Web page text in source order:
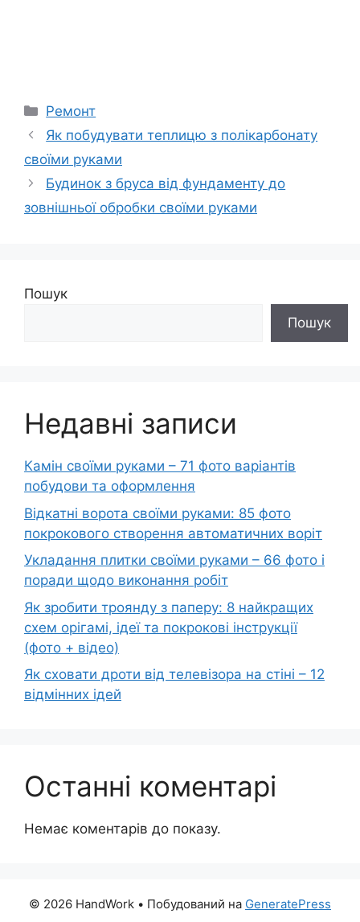
Категорії
Ремонт
Як побудувати теплицю з полікарбонату
своїми руками
Будинок з бруса від фундаменту до
зовнішньої обробки своїми руками
Пошук
Пошук
Недавні записи
Камін своїми руками – 71 фото варіантів
побудови та оформлення
Відкатні ворота своїми руками: 85 фото
покрокового створення автоматичних воріт
Укладання плитки своїми руками – 66 фото і
поради щодо виконання робіт
Як зробити троянду з паперу: 8 найкращих
схем орігамі, ідеї та покрокові інструкції
(фото + відео)
Як сховати дроти від телевізора на стіні – 12
відмінних ідей
Останні коментарі
Немає коментарів до показу.
© 2026 HandWork • Побудований на GeneratePress